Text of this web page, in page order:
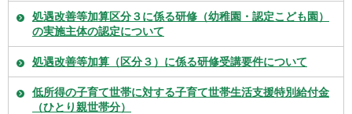
処遇改善等加算区分３に係る研修（幼稚園・認定こども園）
の実施主体の認定について
処遇改善等加算（区分３）に係る研修受講要件について
低所得の子育て世帯に対する子育て世帯生活支援特別給付金
（ひとり親世帯分）